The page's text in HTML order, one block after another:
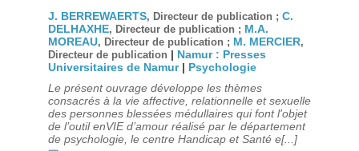
J. BERREWAERTS, Directeur de publication ; C.
DELHAXHE, Directeur de publication ; M.A.
MOREAU, Directeur de publication ; M. MERCIER,
Directeur de publication | Namur : Presses
Universitaires de Namur| Psychologie
Le présent ouvrage développe les thèmes
consacrés à la vie affective, relationnelle et sexuelle
des personnes blessées médullaires qui font l'objet
de l’outil enVIE d’amour réalisé par le département
de psychologie, le centre Handicap et Santé e[...]